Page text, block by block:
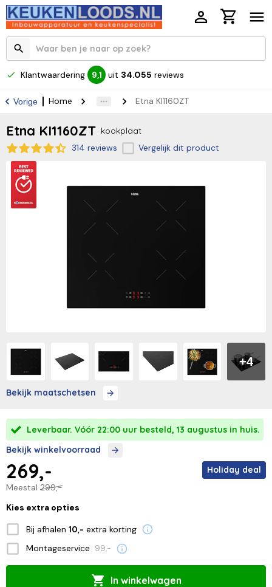
Klantwaardering 9,1 uit 34.055 reviews
Vorige Home Etna KI1160ZT
Etna KI1160ZT kookplaat
314 reviews
Vergelijk dit product
+4
Bekijk maatschetsen
Leverbaar. Vóór 22:00 uur besteld, 13 augustus in huis.
Bekijk winkelvoorraad
Meestal 299,-
269,- Holiday deal
Kies extra opties
Bij afhalen 10,- extra korting
Montageservice 99,-
In winkelwagen